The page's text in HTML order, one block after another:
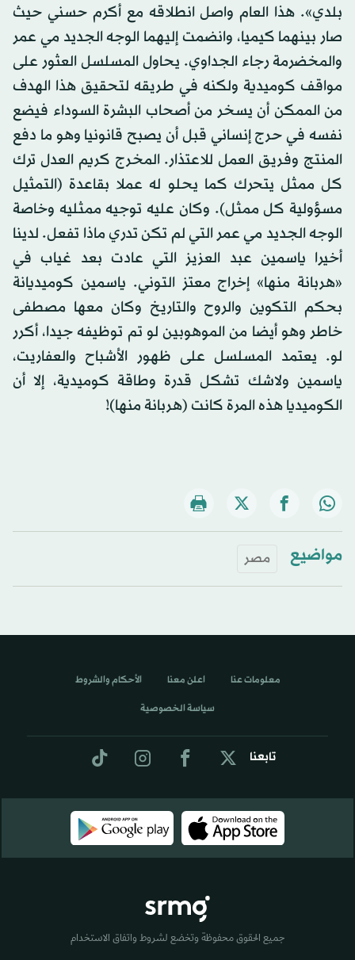
بلدي». هذا العام واصل انطلاقه مع أكرم حسني حيث
صار بينهما كيميا، وانضمت إليهما الوجه الجديد مي عمر
والمخضرمة رجاء الجداوي. يحاول المسلسل العثور على
مواقف كوميدية ولكنه في طريقه لتحقيق هذا الهدف
من الممكن أن يسخر من أصحاب البشرة السوداء فيضع
نفسه في حرج إنساني قبل أن يصبح قانونيا وهو ما دفع
المنتج وفريق العمل للاعتذار. المخرج كريم العدل ترك
كل ممثل يتحرك كما يحلو له عملا بقاعدة (التمثيل
مسؤولية كل ممثل). وكان عليه توجيه ممثليه وخاصة
الوجه الجديد مي عمر التي لم تكن تدري ماذا تفعل. لدينا
أخيرا ياسمين عبد العزيز التي عادت بعد غياب في
«هربانة منها» إخراج معتز التوني. ياسمين كوميديانة
بحكم التكوين والروح والتاريخ وكان معها مصطفى
خاطر وهو أيضا من الموهوبين لو تم توظيفه جيدا، أكرر
لو. يعتمد المسلسل على ظهور الأشباح والعفاريت،
ياسمين ولاشك تشكل قدرة وطاقة كوميدية، إلا أن
الكوميديا هذه المرة كانت (هربانة منها)!
مواضيع مصر
تابعنا
معلومات عنا اعلن معنا الأحكام والشروط
سياسة الخصوصية
جميع الحقوق محفوظة وتخضع لشروط واتفاق الاستخدام